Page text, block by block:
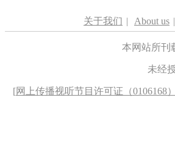
关于我们 | About us |
本网站所刊
未经
[网上传播视听节目许可证（0106168）